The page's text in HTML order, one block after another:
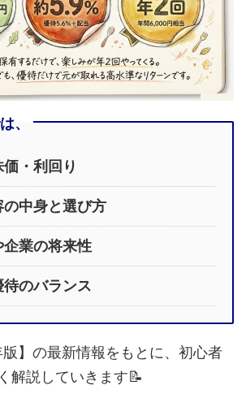
、
・利回り
中身と選び方
企業の将来性
のバランス
】の最新情報をもとに、初心者
解説していきます📝